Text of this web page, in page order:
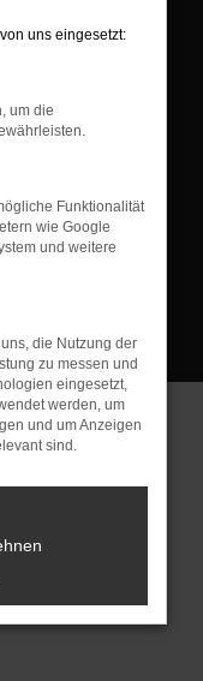
20
21
1 | DE-08223
Webdesign by audaris.de
uns eingesetzt:
um die
Funktionalität
wie Google
und weitere
die Nutzung der
zu messen und
eingesetzt,
werden, um
und um Anzeigen
sind.